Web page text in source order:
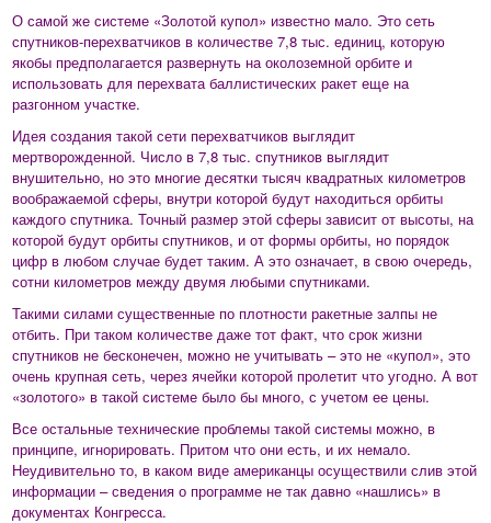
О самой же системе «Золотой купол» известно мало. Это сеть
спутников-перехватчиков в количестве 7,8 тыс. единиц, которую
якобы предполагается развернуть на околоземной орбите и
использовать для перехвата баллистических ракет еще на
разгонном участке.
Идея создания такой сети перехватчиков выглядит
мертворожденной. Число в 7,8 тыс. спутников выглядит
внушительно, но это многие десятки тысяч квадратных километров
воображаемой сферы, внутри которой будут находиться орбиты
каждого спутника. Точный размер этой сферы зависит от высоты, на
которой будут орбиты спутников, и от формы орбиты, но порядок
цифр в любом случае будет таким. А это означает, в свою очередь,
сотни километров между двумя любыми спутниками.
Такими силами существенные по плотности ракетные залпы не
отбить. При таком количестве даже тот факт, что срок жизни
спутников не бесконечен, можно не учитывать – это не «купол», это
очень крупная сеть, через ячейки которой пролетит что угодно. А вот
«золотого» в такой системе было бы много, с учетом ее цены.
Все остальные технические проблемы такой системы можно, в
принципе, игнорировать. Притом что они есть, и их немало.
Неудивительно то, в каком виде американцы осуществили слив этой
информации – сведения о программе не так давно «нашлись» в
документах Конгресса.